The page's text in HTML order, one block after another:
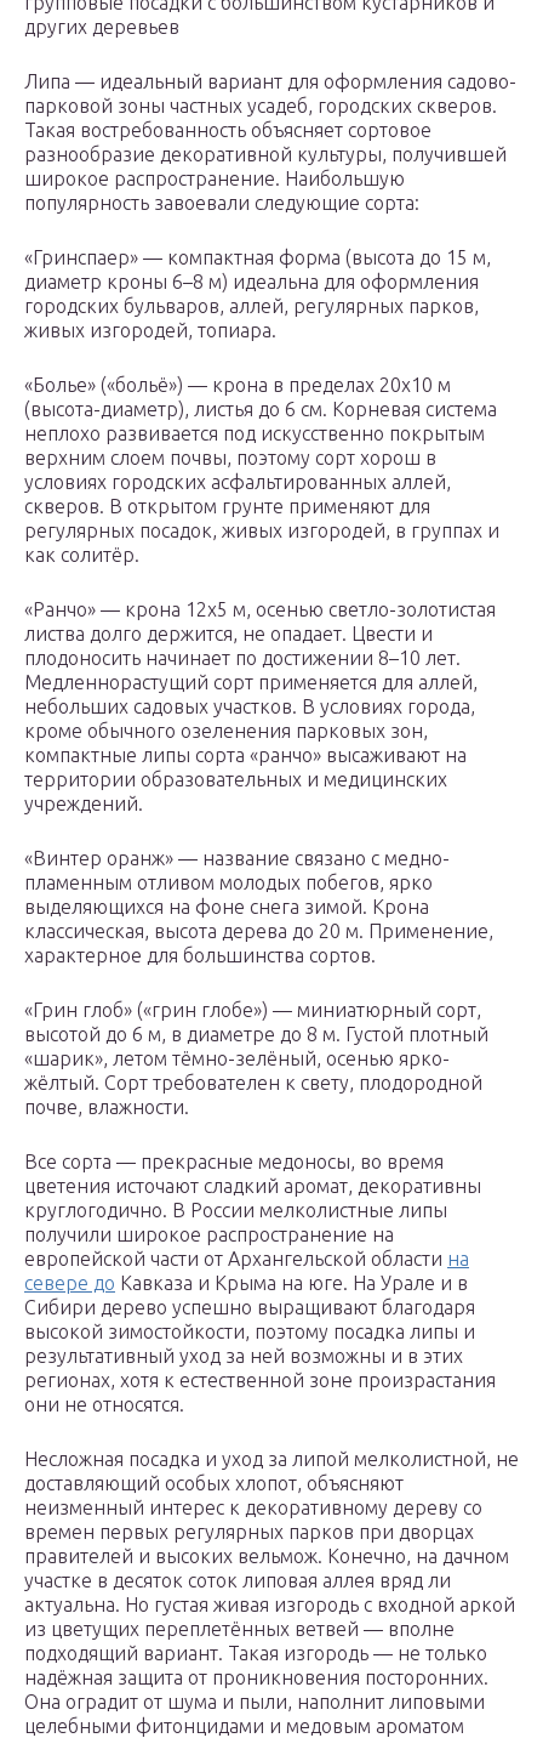
других деревьев
Липа — идеальный вариант для оформления садово-
парковой зоны частных усадеб, городских скверов.
Такая востребованность объясняет сортовое
разнообразие декоративной культуры, получившей
широкое распространение. Наибольшую
популярность завоевали следующие сорта:
«Гринспаер» — компактная форма (высота до 15 м,
диаметр кроны 6–8 м) идеальна для оформления
городских бульваров, аллей, регулярных парков,
живых изгородей, топиара.
«Болье» («больё») — крона в пределах 20х10 м
(высота-диаметр), листья до 6 см. Корневая система
неплохо развивается под искусственно покрытым
верхним слоем почвы, поэтому сорт хорош в
условиях городских асфальтированных аллей,
скверов. В открытом грунте применяют для
регулярных посадок, живых изгородей, в группах и
как солитёр.
«Ранчо» — крона 12х5 м, осенью светло-золотистая
листва долго держится, не опадает. Цвести и
плодоносить начинает по достижении 8–10 лет.
Медленнорастущий сорт применяется для аллей,
небольших садовых участков. В условиях города,
кроме обычного озеленения парковых зон,
компактные липы сорта «ранчо» высаживают на
территории образовательных и медицинских
учреждений.
«Винтер оранж» — название связано с медно-
пламенным отливом молодых побегов, ярко
выделяющихся на фоне снега зимой. Крона
классическая, высота дерева до 20 м. Применение,
характерное для большинства сортов.
«Грин глоб» («грин глобе») — миниатюрный сорт,
высотой до 6 м, в диаметре до 8 м. Густой плотный
«шарик», летом тёмно-зелёный, осенью ярко-
жёлтый. Сорт требователен к свету, плодородной
почве, влажности.
Все сорта — прекрасные медоносы, во время
цветения источают сладкий аромат, декоративны
круглогодично. В России мелколистные липы
получили широкое распространение на
европейской части от Архангельской области на
севере до Кавказа и Крыма на юге. На Урале и в
Сибири дерево успешно выращивают благодаря
высокой зимостойкости, поэтому посадка липы и
результативный уход за ней возможны и в этих
регионах, хотя к естественной зоне произрастания
они не относятся.
Несложная посадка и уход за липой мелколистной, не
доставляющий особых хлопот, объясняют
неизменный интерес к декоративному дереву со
времен первых регулярных парков при дворцах
правителей и высоких вельмож. Конечно, на дачном
участке в десяток соток липовая аллея вряд ли
актуальна. Но густая живая изгородь с входной аркой
из цветущих переплетённых ветвей — вполне
подходящий вариант. Такая изгородь — не только
надёжная защита от проникновения посторонних.
Она оградит от шума и пыли, наполнит липовыми
целебными фитонцидами и медовым ароматом